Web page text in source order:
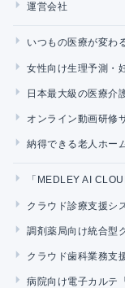
運営会社
いつもの医療が変わ
女性向け生理予測・
日本最大級の医療介
オンライン動画研修
納得できる老人ホー
「MEDLEY AI
クラウド診療支援シ
調剤薬局向け統合型
クラウド歯科業務支
病院向け電子カルテ